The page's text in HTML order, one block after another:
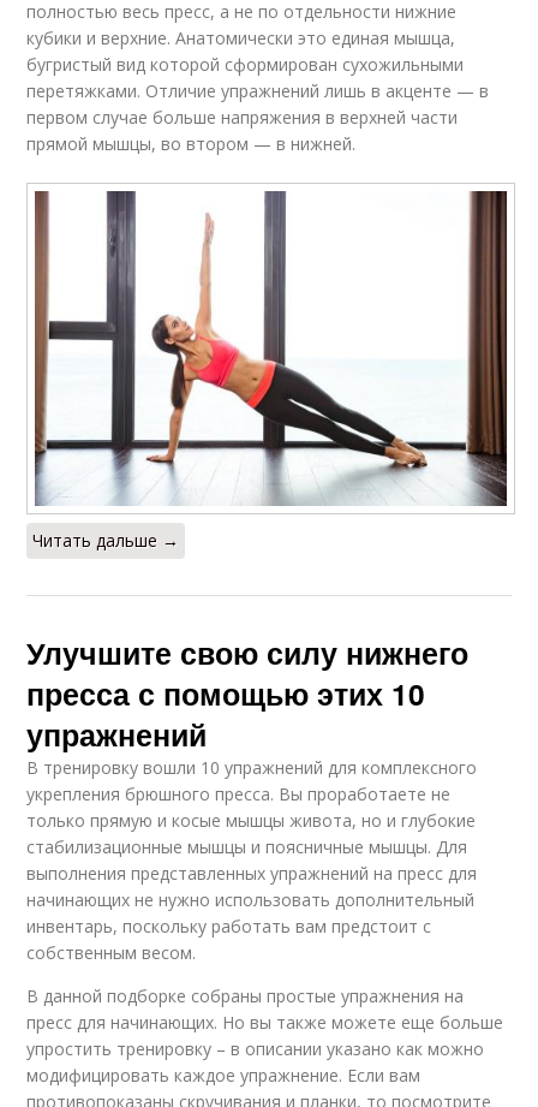
полностью весь пресс, а не по отдельности нижние
кубики и верхние. Анатомически это единая мышца,
бугристый вид которой сформирован сухожильными
перетяжками. Отличие упражнений лишь в акценте — в
первом случае больше напряжения в верхней части
прямой мышцы, во втором — в нижней.
Читать дальше →
Улучшите свою силу нижнего
пресса с помощью этих 10
упражнений
В тренировку вошли 10 упражнений для комплексного
укрепления брюшного пресса. Вы проработаете не
только прямую и косые мышцы живота, но и глубокие
стабилизационные мышцы и поясничные мышцы. Для
выполнения представленных упражнений на пресс для
начинающих не нужно использовать дополнительный
инвентарь, поскольку работать вам предстоит с
собственным весом.
В данной подборке собраны простые упражнения на
пресс для начинающих. Но вы также можете еще больше
упростить тренировку – в описании указано как можно
модифицировать каждое упражнение. Если вам
противопоказаны скручивания и планки, то посмотрите